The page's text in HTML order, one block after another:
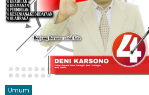
Umum